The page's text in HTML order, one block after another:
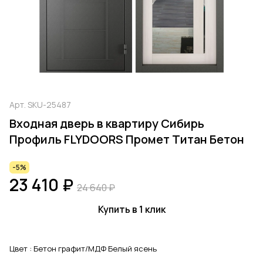
Арт. SKU-25487
Входная дверь в квартиру Сибирь
Профиль FLYDOORS Промет Титан Бетон
-5%
23 410 ₽ 24 640 ₽
Купить в 1 клик
Цвет : Бетон графит/МДФ Белый ясень